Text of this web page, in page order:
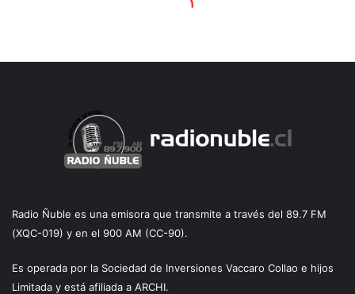
Radio Ñuble es una emisora que transmite a través del 89.7 FM
(XQC-019) y en el 900 AM (CC-90).
Es operada por la Sociedad de Inversiones Vaccaro Collao e hijos
Limitada y está afiliada a ARCHI.